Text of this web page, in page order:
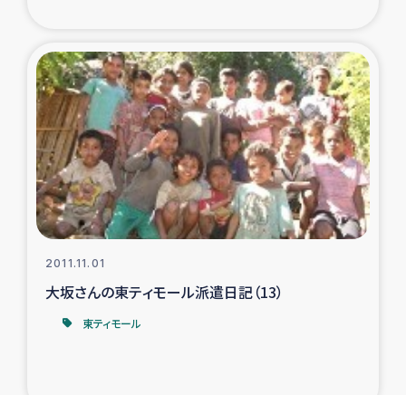
食べる
トルコ・シリア地震被災者支援
デニヤヤ小規模紅茶農家支援
コーヒー生産者支援
ベイルート大規模爆発被災者支援
2011.11.01
大坂さんの東ティモール派遣日記（13）
東ティモール